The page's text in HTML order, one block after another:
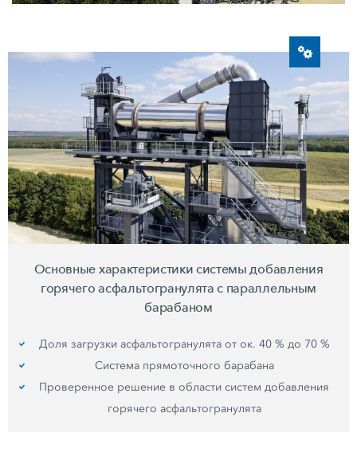
Основные характеристики системы добавления
горячего асфальтогранулята с параллельным
барабаном
Доля загрузки асфальтогранулята от ок. 40 % до 70 %
Система прямоточного барабана
Проверенное решение в области систем добавления
горячего асфальтогранулята